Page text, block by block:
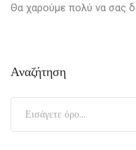
Θα χαρούμε πολύ να σας
Αναζήτηση